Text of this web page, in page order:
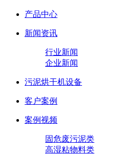
产品中心
新闻资讯
行业新闻
企业新闻
污泥烘干机设备
客户案例
案例视频
固危废污泥类
高湿粘物料类